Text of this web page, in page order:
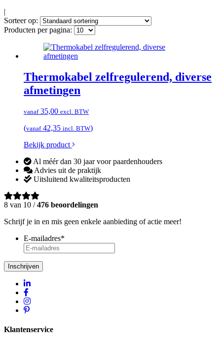
|
Sorteer op:
Producten per pagina:
Thermokabel zelfregulerend, diverse
afmetingen
vanaf35,00 excl. BTW
(vanaf42,35 incl. BTW)
Bekijk product
Al méér dan 30 jaar voor paardenhouders
Advies uit de praktijk
Uitsluitend kwaliteitsproducten
8 van 10 /476 beoordelingen
Schrijf je in en mis geen enkele aanbieding of actie meer!
E-mailadres*
Inschrijven
Klantenservice